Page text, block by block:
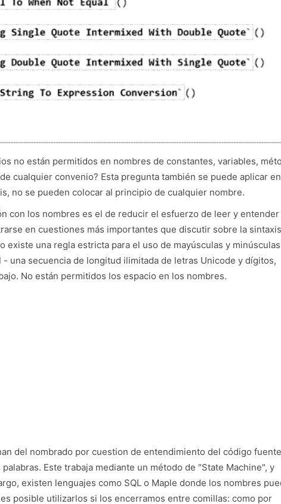
no están permitidos en nombres de constantes, variables,
cualquier convenio? Esta pregunta también se puede aplicar en
no se pueden colocar al principio de cualquier nombre.
con los nombres es el de reducir el esfuerzo de leer y entender
en cuestiones más importantes que discutir sobre la
existe una regla estricta para el uso de mayúsculas y
una secuencia de longitud ilimitada de letras Unicode y dígitos,
No están permitidos los espacio en los nombres.
del nombrado por cuestion de entendimiento del código
Este trabaja mediante un método de "State Machine", y
existen lenguajes como SQL o Maple donde los nombres
posible utilizarlos si los encerramos entre comillas: como por